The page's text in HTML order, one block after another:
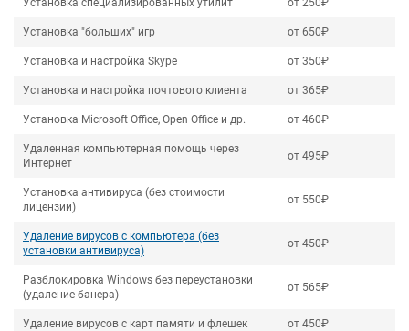
Установка специализированных утилит от 250₽
Установка "больших" игр от 650₽
Установка и настройка Skype от 350₽
Установка и настройка почтового клиента от 365₽
Установка Microsoft Office, Open Office и др. от 460₽
Удаленная компьютерная помощь через
Интернет
от 495₽
Установка антивируса (без стоимости
лицензии)
от 550₽
Удаление вирусов с компьютера (без
установки антивируса)
от 450₽
Разблокировка Windows без переустановки
(удаление банера)
от 565₽
Удаление вирусов с карт памяти и флешек от 450₽